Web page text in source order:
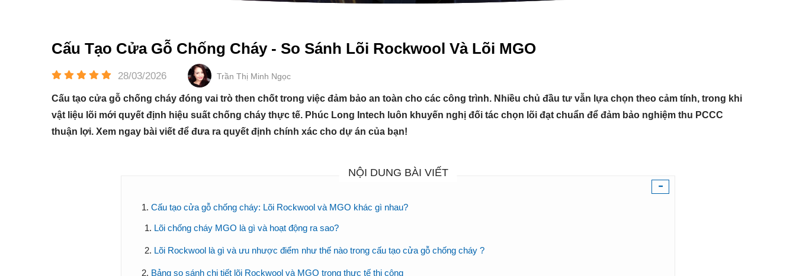
Cấu Tạo Cửa Gỗ Chống Cháy - So Sánh Lõi Rockwool Và Lõi MGO
28/03/2026 Trần Thị Minh Ngọc
Cấu tạo cửa gỗ chống cháy đóng vai trò then chốt trong việc đảm bảo an toàn cho các công trình. Nhiều chủ đầu tư vẫn lựa chọn theo cảm tính, trong khi
vật liệu lõi mới quyết định hiệu suất chống cháy thực tế. Phúc Long Intech luôn khuyến nghị đối tác chọn lõi đạt chuẩn để đảm bảo nghiệm thu PCCC
thuận lợi. Xem ngay bài viết để đưa ra quyết định chính xác cho dự án của bạn!
-
NỘI DUNG BÀI VIẾT
Cấu tạo cửa gỗ chống cháy: Lõi Rockwool và MGO khác gì nhau?
Lõi chống cháy MGO là gì và hoạt động ra sao?
Lõi Rockwool là gì và ưu nhược điểm như thế nào trong cấu tạo cửa gỗ chống cháy ?
Bảng so sánh chi tiết lõi Rockwool và MGO trong thực tế thi công